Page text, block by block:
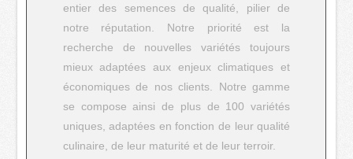
entier des semences de qualité, pilier de
notre réputation. Notre priorité est la
recherche de nouvelles variétés toujours
mieux adaptées aux enjeux climatiques et
économiques de nos clients. Notre gamme
se compose ainsi de plus de 100 variétés
uniques, adaptées en fonction de leur qualité
culinaire, de leur maturité et de leur terroir.